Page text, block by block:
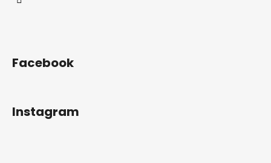
Facebook
Instagram